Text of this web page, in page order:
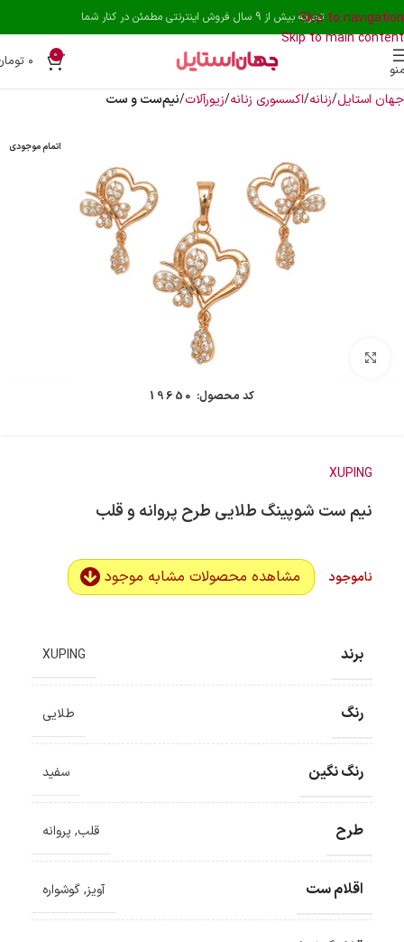
Skip to navigation
Skip to main content
تجربه بیش از 9 سال فروش اینترنتی مطمئن در کنار شما
0 ۰
جهان استایل زنانه اکسسوری زنانه زیورآلات نیم‌ست و ست
اتمام موجودی
کد محصول: 19650
XUPING
نیم ست شوپینگ طلایی طرح پروانه و قلب
ناموجود مشاهده محصولات مشابه موجود
برند XUPING
رنگ طلایی
رنگ نگین سفید
طرح قلب, پروانه
اقلام ست آویز,گوشواره
ضمانت اصالت کالا
گارانتی معتبر برای تمامی محصولات ارائه می‌شود.